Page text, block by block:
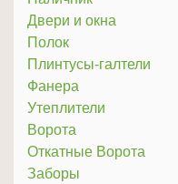
Двери и окна
Полок
Плинтусы-галтели
Фанера
Утеплители
Ворота
Откатные Ворота
Заборы